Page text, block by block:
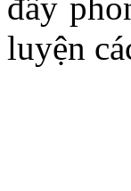
luyện